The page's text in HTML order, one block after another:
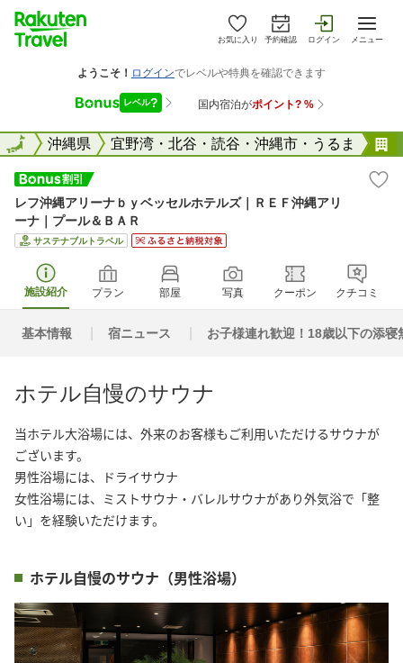
お気に入り 予約確認 ログイン メニュー
全国沖縄県 宜野湾・北谷・読谷・沖縄市・うるま
全国
レフ沖縄アリーナｂｙベッセルホテルズ｜ＲＥＦ沖縄アリ
ーナ｜プール＆ＢＡＲ
サステナブルトラベル
施設紹介 プラン 部屋 写真 クーポン クチコミ
基本情報 宿ニュース お子様連れ歓迎！18歳以下の添寝
ホテル自慢のサウナ
当ホテル大浴場には、外来のお客様もご利用いただけるサウナが
ございます。
男性浴場には、ドライサウナ
女性浴場には、ミストサウナ・バレルサウナがあり外気浴で「整
い」を経験いただけます。
ホテル自慢のサウナ（男性浴場）